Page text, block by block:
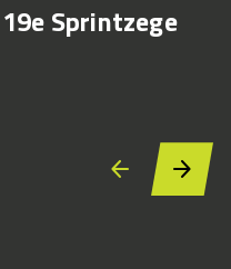
Sprintzege